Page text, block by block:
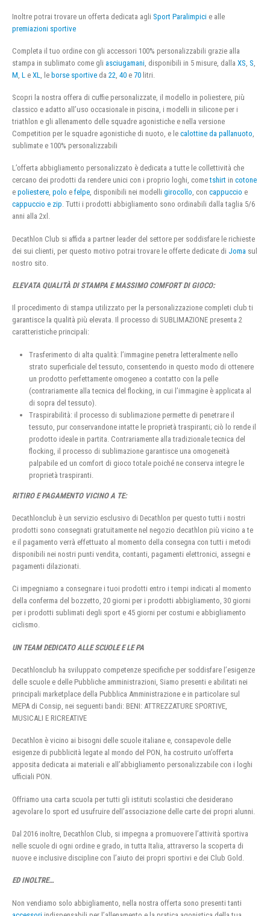
Inoltre potrai trovare un offerta dedicata agli Sport Paralimpici e alle
premiazioni sportive
Completa il tuo ordine con gli accessori 100% personalizzabili grazie alla
stampa in sublimato come gli asciugamani , disponibili in 5 misure, dalla XS S
M L e XL , le borse sportive da 22 40 e 70 litri.
Scopri la nostra offera di cuffie personalizzate, il modello in poliestere, più
classico e adatto all’uso occasionale in piscina, i modelli in silicone per i
triathlon e gli allenamento delle squadre agonistiche e nella versione
Competition per le squadre agonistiche di nuoto, e le calottine da pallanuoto,
sublimate e 100% personalizzabili
L’offerta abbigliamento personalizzato è dedicata a tutte le collettività che
cercano dei prodotti da rendere unici con i proprio loghi, cometshirt in cotone
e poliestere, polo e felpe, disponibili nei modelli girocollo, con cappuccio e
cappuccio e zip. Tutti i prodotti abbigliamento sono ordinabili dalla taglia 5/6
anni alla 2xl.
Decathlon Club si affida a partner leader del settore per soddisfare le richieste
dei sui clienti, per questo motivo potrai trovare le offerte dedicate di Joma sul
nostro sito.
ELEVATA QUALITÀ DI STAMPA E MASSIMO COMFORT DI GIOCO:
Il procedimento di stampa utilizzato per la personalizzazione completi club ti
garantisce la qualità più elevata. Il processo di SUBLIMAZIONE presenta 2
caratteristiche principali:
Trasferimento di alta qualità: l’immagine penetra letteralmente nello
strato superficiale del tessuto, consentendo in questo modo di ottenere
un prodotto perfettamente omogeneo a contatto con la pelle
(contrariamente alla tecnica del flocking, in cui l’immagine è applicata al
di sopra del tessuto).
Traspirabilità: il processo di sublimazione permette di penetrare il
tessuto, pur conservandone intatte le proprietà traspiranti; ciò lo rende il
prodotto ideale in partita. Contrariamente alla tradizionale tecnica del
flocking, il processo di sublimazione garantisce una omogeneità
palpabile ed un comfort di gioco totale poiché ne conserva integre le
proprietà traspiranti.
RITIRO E PAGAMENTO VICINO A TE:
Decathlonclub è un servizio esclusivo di Decathlon per questo tutti i nostri
prodotti sono consegnati gratuitamente nel negozio decathlon più vicino a te
e il pagamento verrà effettuato al momento della consegna con tutti i metodi
disponibili nei nostri punti vendita, contanti, pagamenti elettronici, assegni e
pagamenti dilazionati.
Ci impegniamo a consegnare i tuoi prodotti entro i tempi indicati al momento
della conferma del bozzetto, 20 giorni per i prodotti abbigliamento, 30 giorni
per i prodotti sublimati degli sport e 45 giorni per costumi e abbigliamento
ciclismo.
UN TEAM DEDICATO ALLE SCUOLE E LE PA
Decathlonclub ha sviluppato competenze specifiche per soddisfare l’esigenze
delle scuole e delle Pubbliche amministrazioni, Siamo presenti e abilitati nei
principali marketplace della Pubblica Amministrazione e in particolare sul
MEPA di Consip, nei seguenti bandi: BENI: ATTREZZATURE SPORTIVE,
MUSICALI E RICREATIVE
Decathlon è vicino ai bisogni delle scuole italiane e, consapevole delle
esigenze di pubblicità legate al mondo del PON, ha costruito un’offerta
apposita dedicata ai materiali e all’abbigliamento personalizzabile con i loghi
ufficiali PON.
Offriamo una carta scuola per tutti gli istituti scolastici che desiderano
agevolare lo sport ed usufruire dell’associazione delle carte dei propri alunni.
Dal 2016 inoltre, Decathlon Club, si impegna a promuovere l’attività sportiva
nelle scuole di ogni ordine e grado, in tutta Italia, attraverso la scoperta di
nuove e inclusive discipline con l’aiuto dei propri sportivi e dei Club Gold.
ED INOLTRE…
Non vendiamo solo abbigliamento, nella nostra offerta sono presenti tanti